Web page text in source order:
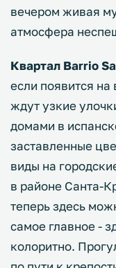
вечером живая
атмосфера
Квартал Barrio
если появится
ждут узкие
домами в
заставленные
виды на
в районе Санта-
теперь здесь
самое главное -
колоритно.